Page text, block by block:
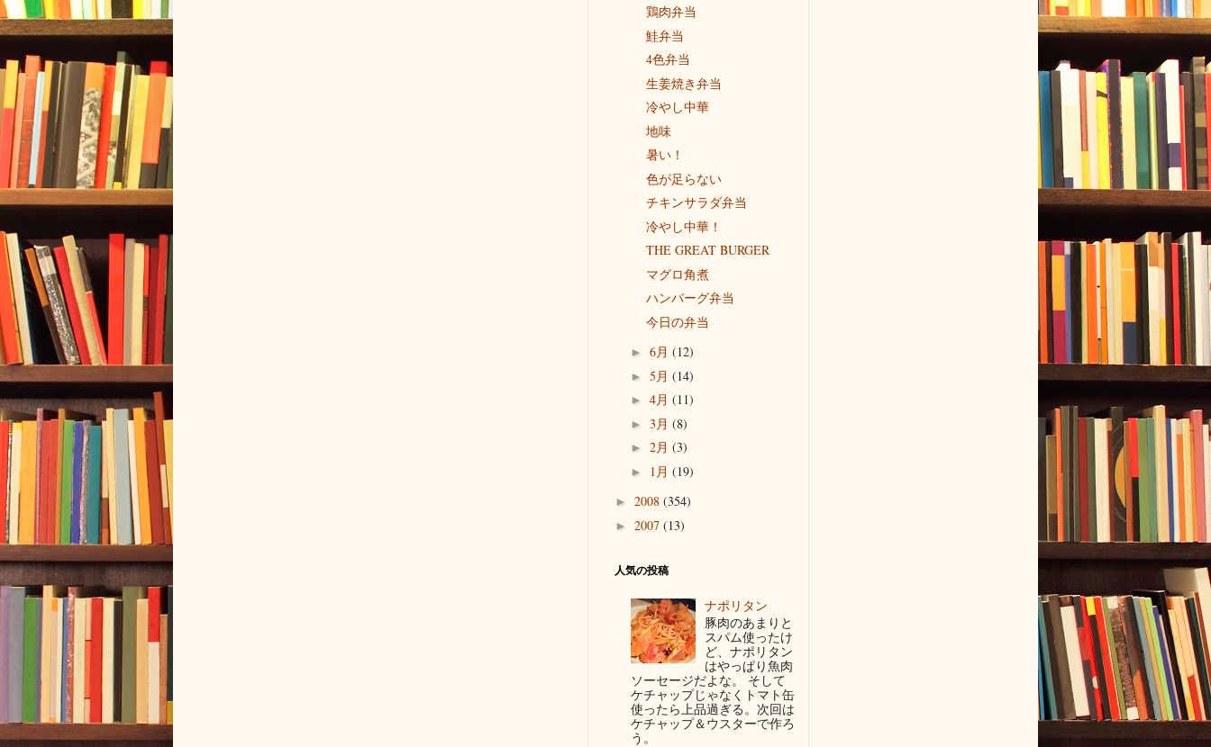
鶏肉弁当
鮭弁当
4色弁当
生姜焼き弁当
冷やし中華
地味
暑い！
色が足らない
チキンサラダ弁当
冷やし中華！
THE GREAT BURGER
マグロ角煮
ハンバーグ弁当
今日の弁当
► 6月 (12)
► 5月 (14)
► 4月 (11)
► 3月 (8)
► 2月 (3)
► 1月 (19)
► 2008 (354)
► 2007 (13)
人気の投稿
ナポリタン
豚肉のあまりと
スパム使ったけ
ど、ナポリタン
はやっぱり魚肉
ソーセージだよな。 そして
ケチャップじゃなくトマト缶
使ったら上品過ぎる。次回は
ケチャップ＆ウスターで作ろ
う。